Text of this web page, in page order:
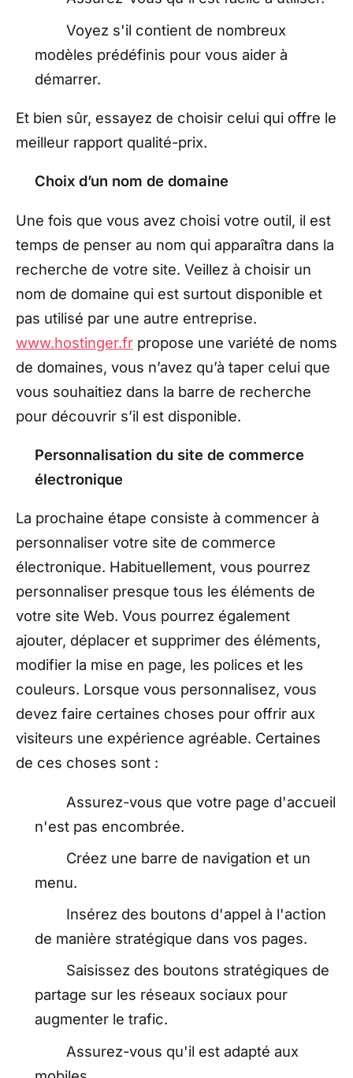
Voyez s'il contient de nombreux
modèles prédéfinis pour vous aider à
démarrer.
Et bien sûr, essayez de choisir celui qui offre le
meilleur rapport qualité-prix.
Choix d’un nom de domaine
Une fois que vous avez choisi votre outil, il est
temps de penser au nom qui apparaîtra dans la
recherche de votre site. Veillez à choisir un
nom de domaine qui est surtout disponible et
pas utilisé par une autre entreprise.
www.hostinger.fr propose une variété de noms
de domaines, vous n’avez qu’à taper celui que
vous souhaitiez dans la barre de recherche
pour découvrir s’il est disponible.
Personnalisation du site de commerce
électronique
La prochaine étape consiste à commencer à
personnaliser votre site de commerce
électronique. Habituellement, vous pourrez
personnaliser presque tous les éléments de
votre site Web. Vous pourrez également
ajouter, déplacer et supprimer des éléments,
modifier la mise en page, les polices et les
couleurs. Lorsque vous personnalisez, vous
devez faire certaines choses pour offrir aux
visiteurs une expérience agréable. Certaines
de ces choses sont :
Assurez-vous que votre page d'accueil
n'est pas encombrée.
Créez une barre de navigation et un
menu.
Insérez des boutons d'appel à l'action
de manière stratégique dans vos pages.
Saisissez des boutons stratégiques de
partage sur les réseaux sociaux pour
augmenter le trafic.
Assurez-vous qu'il est adapté aux